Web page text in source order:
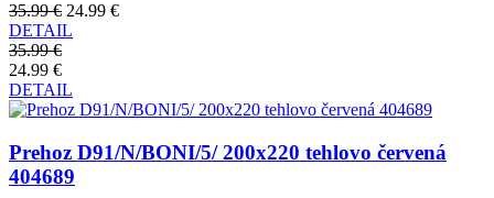
35.99 € 24.99 €
DETAIL
35.99 €
24.99 €
DETAIL
Prehoz D91/N/BONI/5/ 200x220 tehlovo červená
404689